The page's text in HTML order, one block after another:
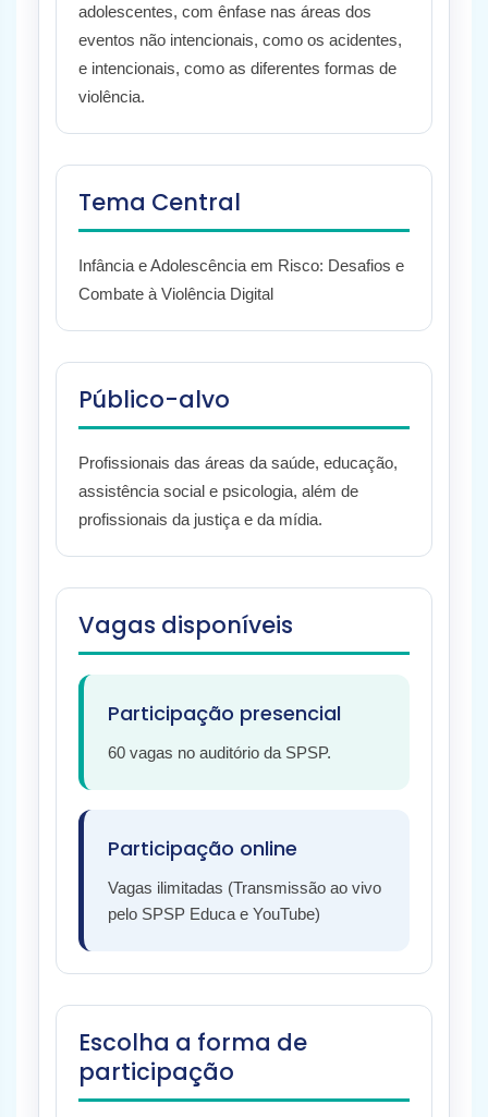
adolescentes, com ênfase nas áreas dos
eventos não intencionais, como os acidentes,
e intencionais, como as diferentes formas de
violência.
Tema Central
Infância e Adolescência em Risco: Desafios e
Combate à Violência Digital
Público-alvo
Profissionais das áreas da saúde, educação,
assistência social e psicologia, além de
profissionais da justiça e da mídia.
Vagas disponíveis
Participação presencial
60 vagas no auditório da SPSP.
Participação online
Vagas ilimitadas (Transmissão ao vivo
pelo SPSP Educa e YouTube)
Escolha a forma de
participação